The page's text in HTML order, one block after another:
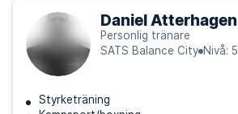
Daniel Atterhagen
Personlig tränare
SATS Balance City Nivå: 5
Styrketräning